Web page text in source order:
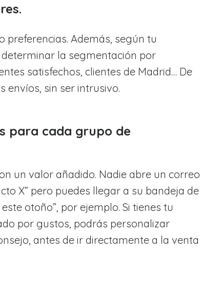
preferencias. Además, según tu
la segmentación por
satisfechos, clientes de Madrid… De
envíos, sin ser intrusivo.
para cada grupo de
un valor añadido. Nadie abre un correo
X” pero puedes llegar a su bandeja de
otoño”, por ejemplo. Si tienes tu
por gustos, podrás personalizar
antes de ir directamente a la venta